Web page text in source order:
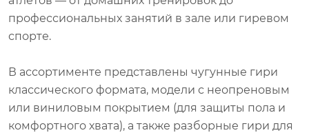
профессиональных занятий в зале или гиревом
спорте.
В ассортименте представлены чугунные гири
классического формата, модели с неопреновым
или виниловым покрытием (для защиты пола и
комфортного хвата), а также разборные гири для